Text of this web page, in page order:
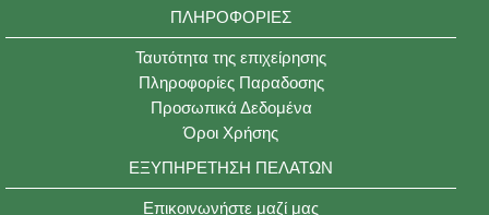
ΠΛΗΡΟΦΟΡΊΕΣ
Ταυτότητα της επιχείρησης
Πληροφορίες Παραδοσης
Προσωπικά Δεδομένα
Όροι Χρήσης
ΕΞΥΠΗΡΈΤΗΣΗ ΠΕΛΑΤΏΝ
Επικοινωνήστε μαζί μας